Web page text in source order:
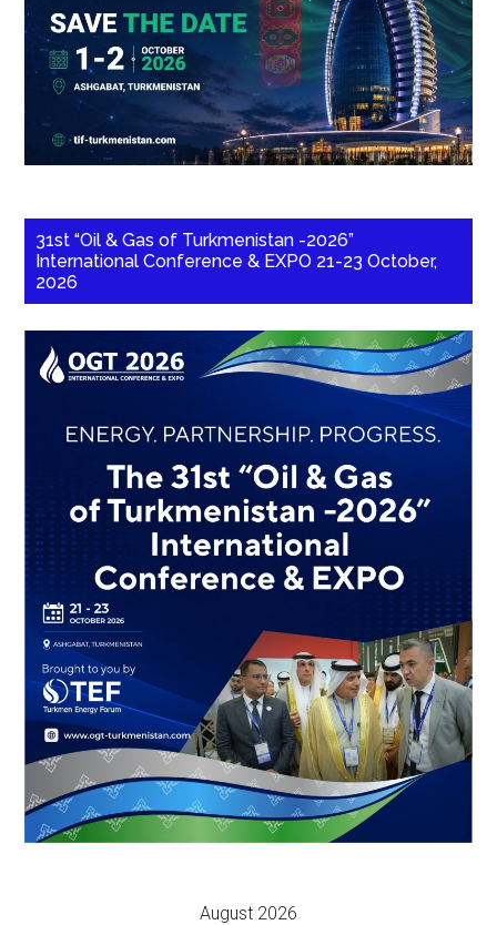
31st “Oil & Gas of Turkmenistan -2026”
International Conference & EXPO 21-23 October,
2026
August 2026